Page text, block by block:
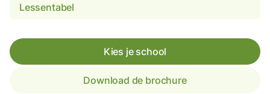
Lessentabel
Kies je school
Download de brochure